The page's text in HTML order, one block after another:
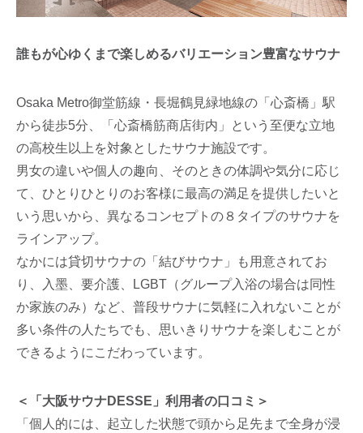
誰もが心ゆくまで楽しめるバリエーション豊富なサウナ
Osaka Metro御堂筋線・長堀鶴見緑地線の「心斎橋」駅
から徒歩5分、「心斎橋筋商店街内」という至便な立地
の高校生以上を対象としたサウナ施設です。
男女の違いや個人の趣向、そのときの体調や気分に応じ
て、ひとりひとりのお客様に最高の満足を提供したいと
いう思いから、異なるコンセプトの８タイプのサウナを
ラインアップ。
なかには貸切サウナの「結びサウナ」も用意されてお
り、入墨、要介護、LGBT（グループ入浴の場合は同性
か家族のみ）など、普段サウナに気軽に入れないことが
多い条件の人たちでも、思いきりサウナを楽しむことが
できるようにこだわっています。
＜「大阪サウナDESSE」利用者の口コミ＞
「個人的には、起立した状態で頭から足先まで全身が浸